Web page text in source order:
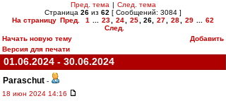
Пред. тема | След. тема
Страница 26 из 62 [ Сообщений: 3084 ]
На страницу Пред. 1 23 24 25 26 27 28 29
62
След.
Начать новую тему
Добавить
Версия для печати
01.06.2024 - 30.06.2024
Paraschut -
18 июн 2024 14:16